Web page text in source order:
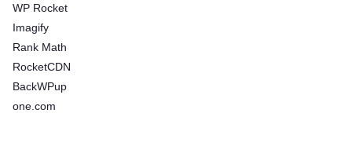
WP Rocket
Imagify
Rank Math
RocketCDN
BackWPup
one.com